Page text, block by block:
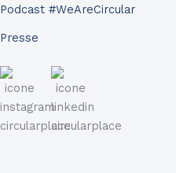
Podcast #WeAreCircular
Presse